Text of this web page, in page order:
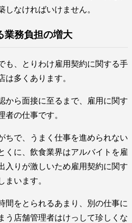
なければいけません。
業務負担の増大
も、とりわけ雇用契約に関する手
は多くあります。
から面接に至るまで、雇用に関す
者の仕事です。
ちで、うまく仕事を進められない
くに、飲食業界はアルバイトを雇
入りが激しいため雇用契約に関す
まいます。
間をとられるあまり、別の仕事に
う店舗管理者はけっして珍しくな